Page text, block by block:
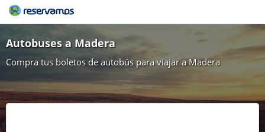
Autobuses a Madera
Compra tus boletos de autobús para viajar a Madera